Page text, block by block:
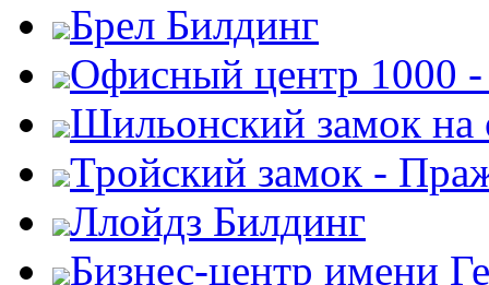
Брел Билдинг
Офисный центр 1000 -
Шильонский замок на
Тройский замок -
Ллойдз Билдинг
Бизнес-центр имени